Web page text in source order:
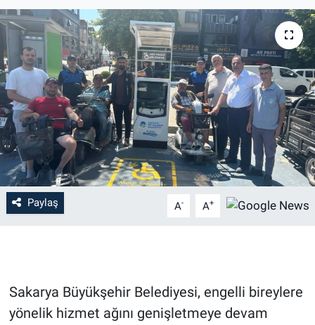
Paylaş A- A+
Sakarya Büyükşehir Belediyesi, engelli bireylere
yönelik hizmet ağını genişletmeye devam